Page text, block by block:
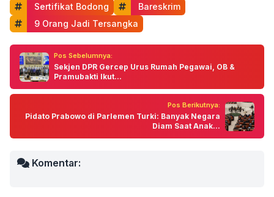
Sertifikat Bodong
Bareskrim
9 Orang Jadi Tersangka
Pos Sebelumnya:
Sekjen DPR Gercep Urus Rumah Pegawai, OB &
Pramubakti Ikut...
Pos Berikutnya:
Pidato Prabowo di Parlemen Turki: Banyak Negara
Diam Saat Anak...
Komentar: